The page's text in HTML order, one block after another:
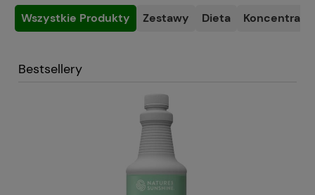
Wszystkie Produkty Zestawy Dieta
Bestsellery